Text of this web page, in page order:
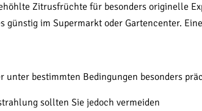
Zitrusfrüchte für besonders originelle
günstig im Supermarkt oder Gartencenter.
unter bestimmten Bedingungen besonders
sollten Sie jedoch vermeiden